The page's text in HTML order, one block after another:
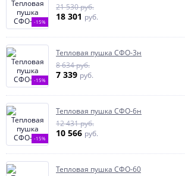
-15%
21 530 руб.
18 301 руб.
-15%
Тепловая пушка СФО-3н
8 634 руб.
7 339 руб.
-15%
Тепловая пушка СФО-6н
12 431 руб.
10 566 руб.
Тепловая пушка СФО-60